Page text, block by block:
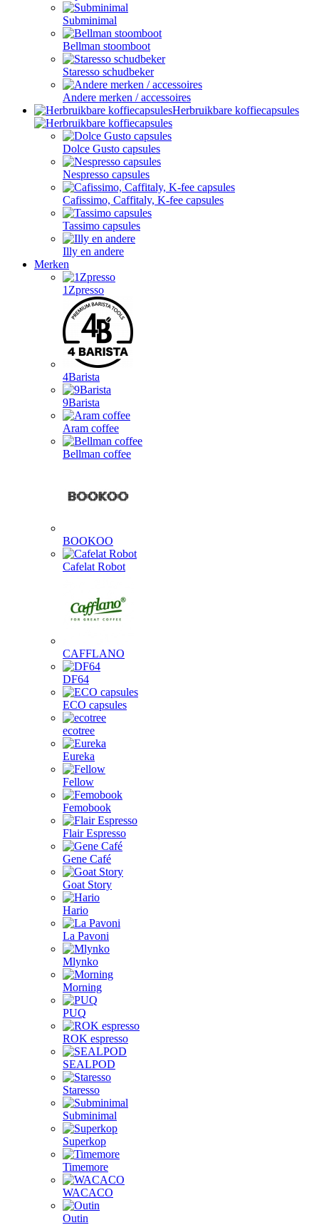
Subminimal
Bellman stoomboot
Staresso schudbeker
Andere merken / accessoires
Herbruikbare koffiecapsules
Dolce Gusto capsules
Nespresso capsules
Cafissimo, Caffitaly, K-fee capsules
Tassimo capsules
Illy en andere
Merken
1Zpresso
4Barista
9Barista
Aram coffee
Bellman coffee
BOOKOO
Cafelat Robot
CAFFLANO
DF64
ECO capsules
ecotree
Eureka
Fellow
Femobook
Flair Espresso
Gene Café
Goat Story
Hario
La Pavoni
Mlynko
Morning
PUQ
ROK espresso
SEALPOD
Staresso
Subminimal
Superkop
Timemore
WACACO
Outin